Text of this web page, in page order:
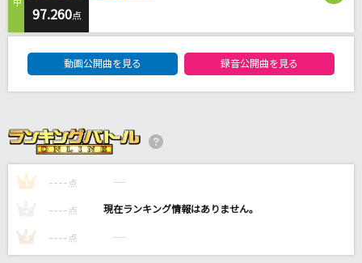
[生音]綾
[生音]セロリ
SMAP
群青
YOASOBI
会いたくて 会いたくて
西野カナ
I LOVE...
97.260点
動画公開曲を見る 録音公開曲を見る
1 ---- 点 ----
---- 点 ----
3 ---- 点 ----